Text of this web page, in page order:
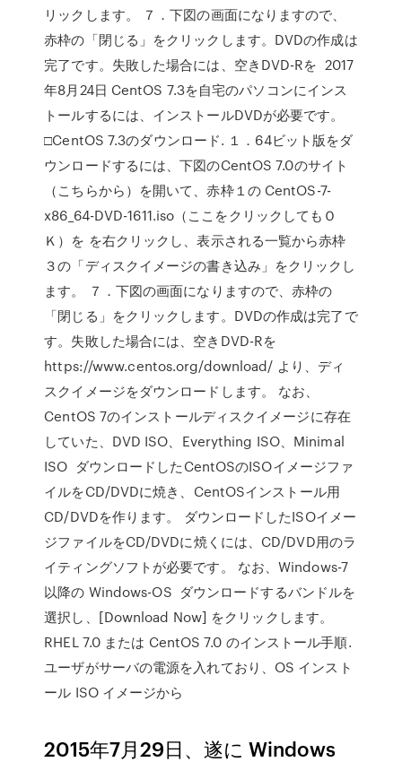
リックします。 ７．下図の画面になりますので、
赤枠の「閉じる」をクリックします。DVDの作成は
完了です。失敗した場合には、空きDVD-Rを 2017
年8月24日 CentOS 7.3を自宅のパソコンにインス
トールするには、インストールDVDが必要です。
□CentOS 7.3のダウンロード. １．64ビット版をダ
ウンロードするには、下図のCentOS 7.0のサイト
（こちらから）を開いて、赤枠１の CentOS-7-
x86_64-DVD-1611.iso（ここをクリックしてもＯ
Ｋ）を を右クリックし、表示される一覧から赤枠
３の「ディスクイメージの書き込み」をクリックし
ます。 ７．下図の画面になりますので、赤枠の
「閉じる」をクリックします。DVDの作成は完了で
す。失敗した場合には、空きDVD-Rを
https://www.centos.org/download/ より、ディ
スクイメージをダウンロードします。 なお、
CentOS 7のインストールディスクイメージに存在
していた、DVD ISO、Everything ISO、Minimal
ISO ダウンロードしたCentOSのISOイメージファ
イルをCD/DVDに焼き、CentOSインストール用
CD/DVDを作ります。 ダウンロードしたISOイメー
ジファイルをCD/DVDに焼くには、CD/DVD用のラ
イティングソフトが必要です。 なお、Windows-7
以降の Windows-OS ダウンロードするバンドルを
選択し、[Download Now] をクリックします。
RHEL 7.0 または CentOS 7.0 のインストール手順.
ユーザがサーバの電源を入れており、OS インスト
ール ISO イメージから
2015年7月29日、遂に Windows